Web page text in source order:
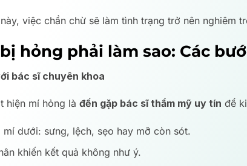
việc chần chừ sẽ làm tình trạng trở nên nghiêm
hỏng phải làm sao: Các
bác sĩ chuyên khoa
hiện mí hỏng là đến gặp bác sĩ thẩm mỹ uy tín để
dưới: sưng, lệch, sẹo hay mỡ còn sót.
khiến kết quả không như ý.